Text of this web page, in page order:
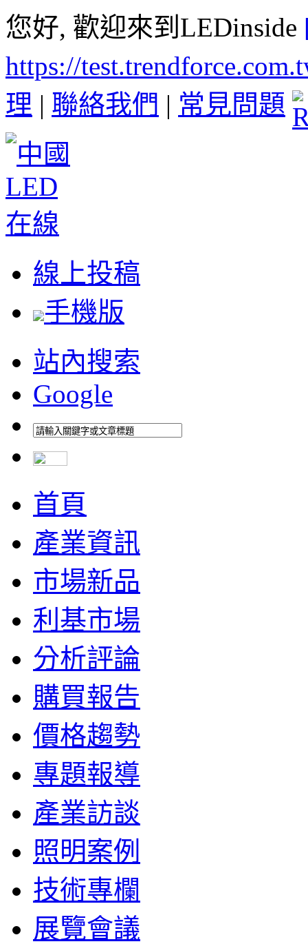
您好, 歡迎來到LEDinside
https://
理 | 聯絡我們 | 常見問題
線上投稿
手機版
站內搜索
Google
首頁
產業資訊
市場新品
利基市場
分析評論
購買報告
價格趨勢
專題報導
產業訪談
照明案例
技術專欄
展覽會議